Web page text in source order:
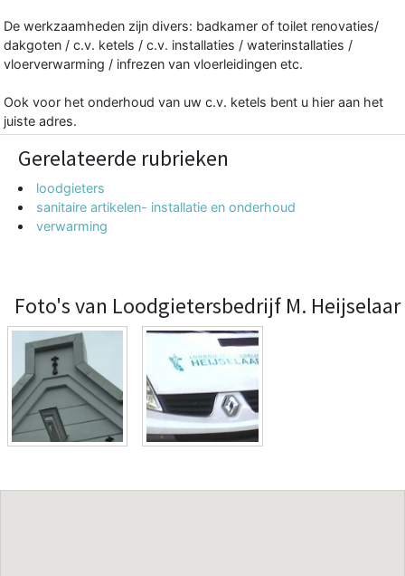
De werkzaamheden zijn divers: badkamer of toilet renovaties/
dakgoten / c.v. ketels / c.v. installaties / waterinstallaties /
vloerverwarming / infrezen van vloerleidingen etc.
Ook voor het onderhoud van uw c.v. ketels bent u hier aan het
juiste adres.
Gerelateerde rubrieken
loodgieters
sanitaire artikelen- installatie en onderhoud
verwarming
Foto's van Loodgietersbedrijf M. Heijselaar